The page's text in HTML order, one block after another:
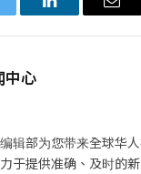
LinkedIn电
中心
辑部为您带来全球华
于提供准确、及时的